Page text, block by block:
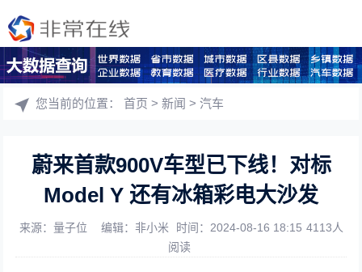
您当前的位置：首页 >新闻 >汽车
蔚来首款900V车型已下线！对标
Model Y 还有冰箱彩电大沙发
来源：量子位 编辑：非小米 时间：2024-08-16 18:15 4113人
阅读